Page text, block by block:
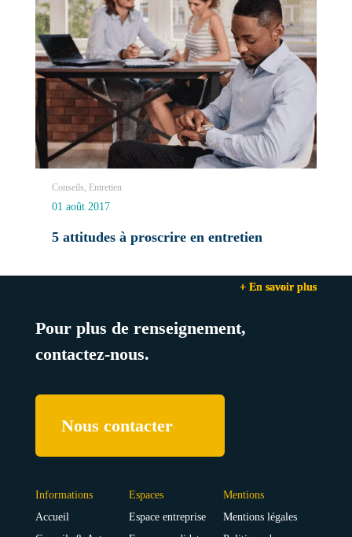
+ En savoir plus
+ En savoir plus
Conseils, Entretien
01 août 2017
5 attitudes à proscrire en entretien
+ En savoir plus
Pour plus de renseignement,
contactez-nous.
Nous contacter
Informations
Accueil
Espaces
Espace entreprise
Mentions
Mentions légales